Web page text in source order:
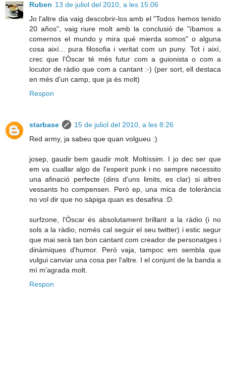
Ruben 13 de juliol del 2010, a les 15:06
Jo l'altre dia vaig descobrir-los amb el "Todos hemos tenido
20 años", vaig riure molt amb la conclusió de "íbamos a
comernos el mundo y mira qué mierda somos" o alguna
cosa així... pura filosofia i veritat com un puny. Tot i així,
crec que l'Òscar té més futur com a guionista o com a
locutor de ràdio que com a cantant :-) (per sort, ell destaca
en més d'un camp, que ja és molt)
Respon
starbase
15 de juliol del 2010, a les 8:26
Red army, ja sabeu que quan volgueu :)
josep, gaudir bem gaudir molt. Moltíssim. I jo dec ser que
em va cuallar algo de l'esperit punk i no sempre necessito
una afinació perfecte (dins d'uns limits, es clar) si altres
vessants ho compensen. Però ep, una mica de tolerància
no vol dir que no sàpiga quan es desafina :D.
surfzone, l'Òscar és absolutament brillant a la ràdio (i no
sols a la ràdio, només cal seguir el seu twitter) i estic segur
que mai serà tan bon cantant com creador de personatges i
dinàmiques d'humor. Però vaja, tampoc em sembla que
vulgui canviar una cosa per l'altre. I el conjunt de la banda a
mí m'agrada molt.
Respon